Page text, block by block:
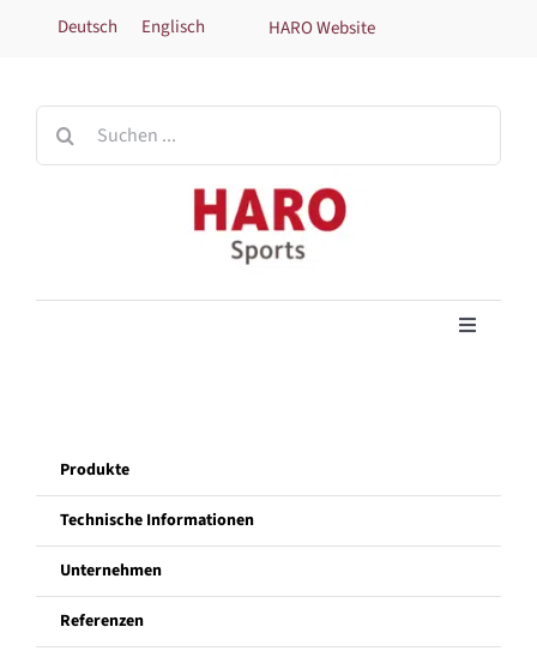
Deutsch Englisch HARO Website
nach:
Toggle
Produkte
Technische Informationen
Unternehmen
Produkte
Technische Informationen
Unternehmen
Referenzen